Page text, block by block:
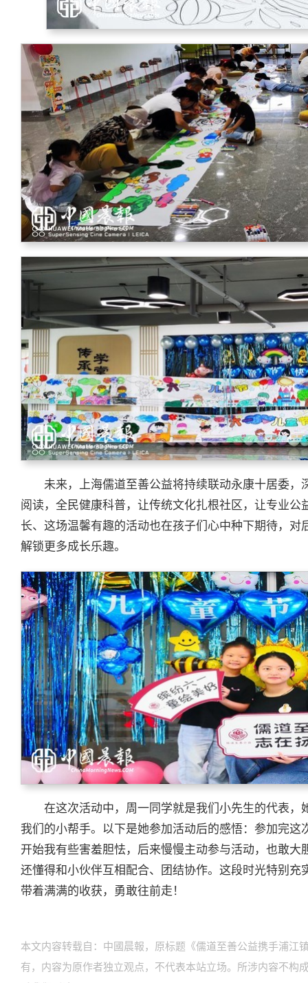
未来，上海儒道至善公益将持续联动永康十居委
阅读，全民健康科普，让传统文化扎根社区，让专业
长、这场温馨有趣的活动也在孩子们心中种下期待，
解锁更多成长乐趣。
在这次活动中，周一同学就是我们小先生的代表
我们的小帮手。以下是她参加活动后的感悟：参加完
开始我有些害羞胆怯，后来慢慢主动参与活动，也敢
还懂得和小伙伴互相配合、团结协作。这段时光特别
带着满满的收获，勇敢往前走！
本文内容转载自：中國晨報，原标题《儒道至善公益携手浦江
有，内容为原作者独立观点，不代表本站立场。所涉内容不构